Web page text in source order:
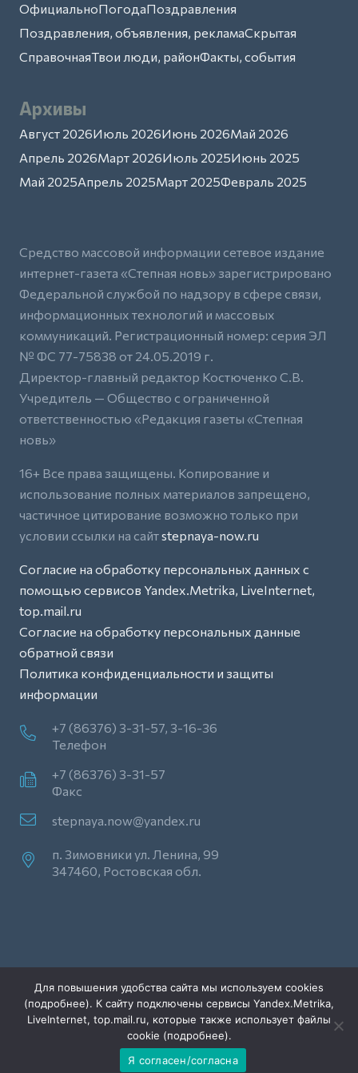
ОфициальноПогодаПоздравления
Поздравления, объявления, рекламаСкрытая
СправочнаяТвои люди, районФакты, события
Архивы
Август 2026Июль 2026Июнь 2026Май 2026
Апрель 2026Март 2026Июль 2025Июнь 2025
Май 2025Апрель 2025Март 2025Февраль 2025
Средство массовой информации сетевое издание
интернет-газета «Степная новь» зарегистрировано
Федеральной службой по надзору в сфере связи,
информационных технологий и массовых
коммуникаций. Регистрационный номер: серия ЭЛ
№ ФС 77-75838 от 24.05.2019 г.
Директор-главный редактор Костюченко С.В.
Учредитель — Общество с ограниченной
ответственностью «Редакция газеты «Степная
новь»
16+ Все права защищены. Копирование и
использование полных материалов запрещено,
частичное цитирование возможно только при
условии ссылки на сайтstepnaya-now.ru
Согласие на обработку персональных данных с
помощью сервисов Yandex.Metrika, LiveInternet,
top.mail.ru
Согласие на обработку персональных данные
обратной связи
Политика конфиденциальности и защиты
информации
+7 (86376) 3-31-57, 3-16-36
Телефон
+7 (86376) 3-31-57
Факс
stepnaya.now@yandex.ru
п. Зимовники ул. Ленина, 99
347460, Ростовская обл.
© 2016. Газета «Степная Новь»
Для повышения удобства сайта мы используем cookies
(подробнее). К сайту подключены сервисы Yandex.Metrika,
LiveInternet, top.mail.ru, которые также использует файлы
cookie (подробнее).
Я согласен/согласна